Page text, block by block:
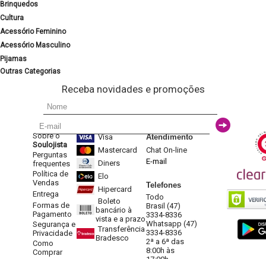
Brinquedos
Cultura
Acessório Feminino
Acessório Masculino
Pijamas
Outras Categorias
Receba novidades e promoções
Sobre o
Soulojista
Perguntas
frequentes
Política de
Vendas
Entrega
Formas de
Pagamento
Segurança e
Privacidade
Como
Comprar
Visa
Mastercard
Diners
Elo
Hipercard
Boleto
bancário à
vista e a prazo
Transferência
Bradesco
Atendimento
Chat On-line
E-mail
Telefones
Todo
Brasil (47)
3334-8336
Whatsapp (47)
3334-8336
2ª a 6ª das
8:00h às